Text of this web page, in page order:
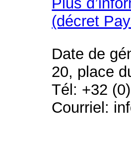
(décret
Date de
20, place
Tél: +32
Courriel: